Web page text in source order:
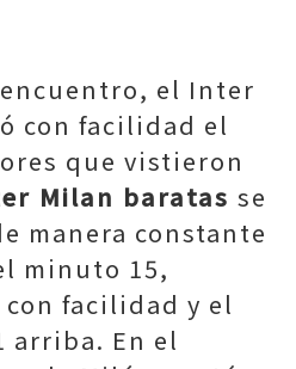
el Inter
con facilidad el
que vistieron
Milan baratas se
manera constante
minuto 15,
facilidad y el
arriba. En el